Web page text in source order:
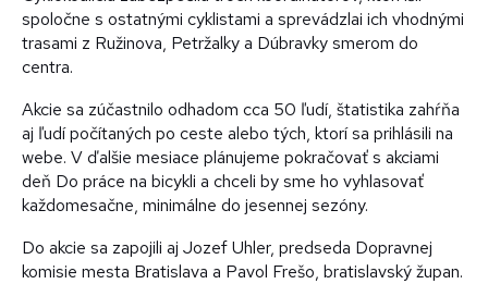
spoločne s ostatnými cyklistami a sprevádzlai ich vhodnými
trasami z Ružinova, Petržalky a Dúbravky smerom do
centra.
Akcie sa zúčastnilo odhadom cca 50 ľudí, štatistika zahŕňa
aj ľudí počítaných po ceste alebo tých, ktorí sa prihlásili na
webe. V ďalšie mesiace plánujeme pokračovať s akciami
deň Do práce na bicykli a chceli by sme ho vyhlasovať
každomesačne, minimálne do jesennej sezóny.
Do akcie sa zapojili aj Jozef Uhler, predseda Dopravnej
komisie mesta Bratislava a Pavol Frešo, bratislavský župan.